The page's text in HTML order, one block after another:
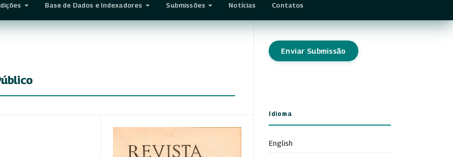
Base de Dados e Indexadores Submissões Notícias Contatos
Enviar Submissão
Idioma
English